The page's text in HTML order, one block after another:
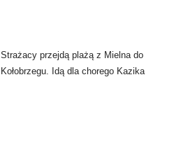
Strażacy przejdą plażą z Mielna do
Kołobrzegu. Idą dla chorego Kazika